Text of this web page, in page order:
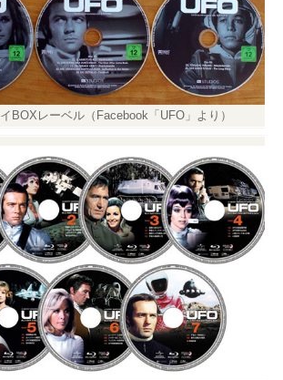
ストリーミン
アップ ヒ
プラグ
プレプリカ
野毛 二子
確定申告 米
サイト 障
BOXレーベル（Facebook「UFO」より）